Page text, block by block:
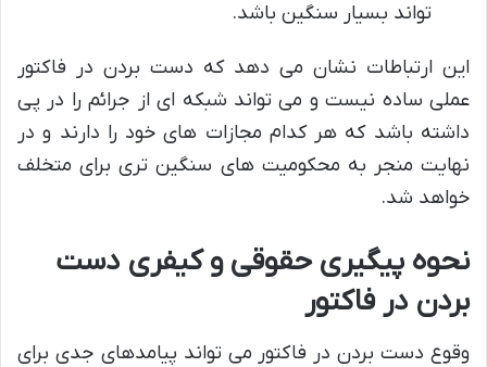
تواند بسیار سنگین باشد.
این ارتباطات نشان می دهد که دست بردن در فاکتور
عملی ساده نیست و می تواند شبکه ای از جرائم را در پی
داشته باشد که هر کدام مجازات های خود را دارند و در
نهایت منجر به محکومیت های سنگین تری برای متخلف
خواهد شد.
نحوه پیگیری حقوقی و کیفری دست
بردن در فاکتور
وقوع دست بردن در فاکتور می تواند پیامدهای جدی برای